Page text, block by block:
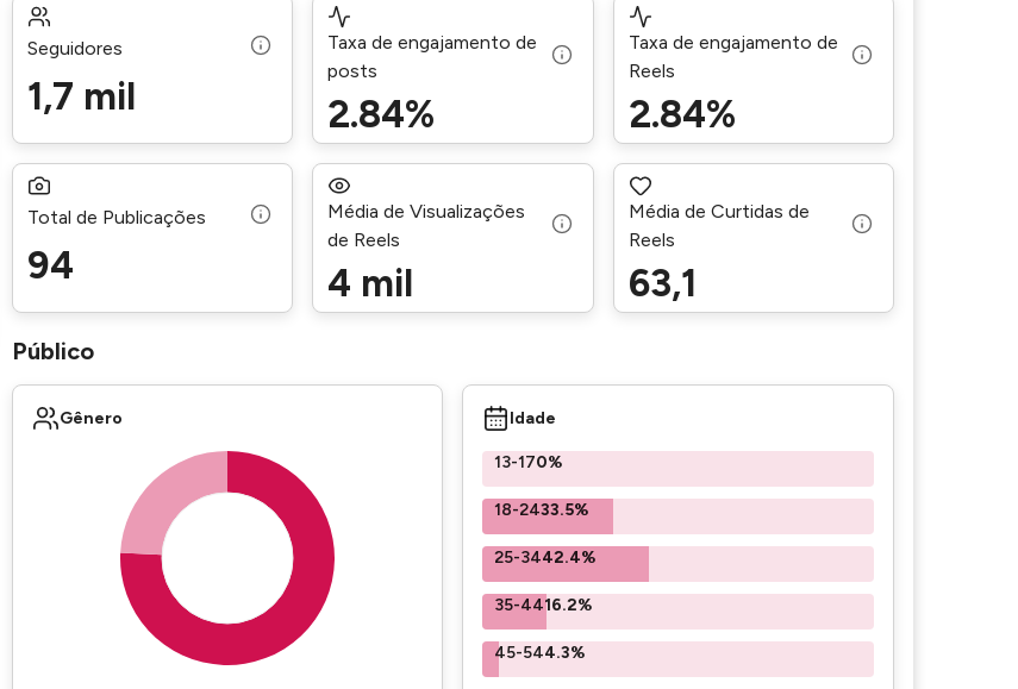
Seguidores
1,7 mil
Taxa de engajamento de
posts
2.84%
Taxa de engajamento de
Reels
2.84%
Total de Publicações
94
Média de Visualizações
de Reels
4 mil
Média de Curtidas de
Reels
63,1
Público
Gênero Idade
13-170%
18-2433.5%
25-3442.4%
35-4416.2%
45-544.3%